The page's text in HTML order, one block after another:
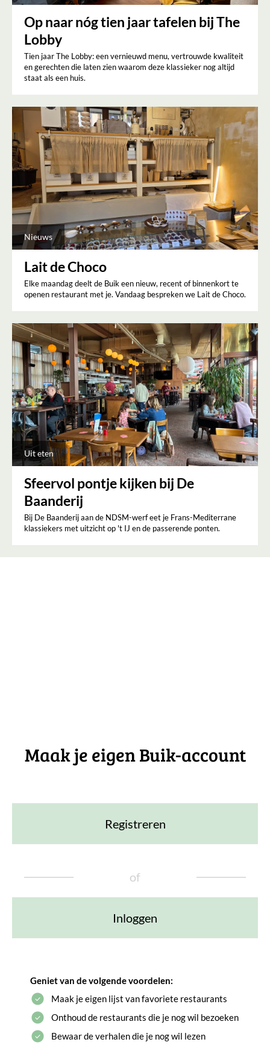
Op naar nóg tien jaar tafelen bij The
Lobby
Tien jaar The Lobby: een vernieuwd menu, vertrouwde kwaliteit
en gerechten die laten zien waarom deze klassieker nog altijd
staat als een huis.
Nieuws
Lait de Choco
Elke maandag deelt de Buik een nieuw, recent of binnenkort te
openen restaurant met je. Vandaag bespreken we Lait de Choco.
Uit eten
Sfeervol pontje kijken bij De
Baanderij
Bij De Baanderij aan de NDSM-werf eet je Frans-Mediterrane
klassiekers met uitzicht op 't IJ en de passerende ponten.
Maak je eigen Buik-account
Registreren
of
Inloggen
Geniet van de volgende voordelen:
Maak je eigen lijst van favoriete restaurants
Onthoud de restaurants die je nog wil bezoeken
Bewaar de verhalen die je nog wil lezen